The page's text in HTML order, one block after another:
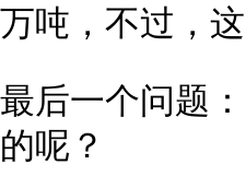
万吨，不过，
最后一个问题
的呢？